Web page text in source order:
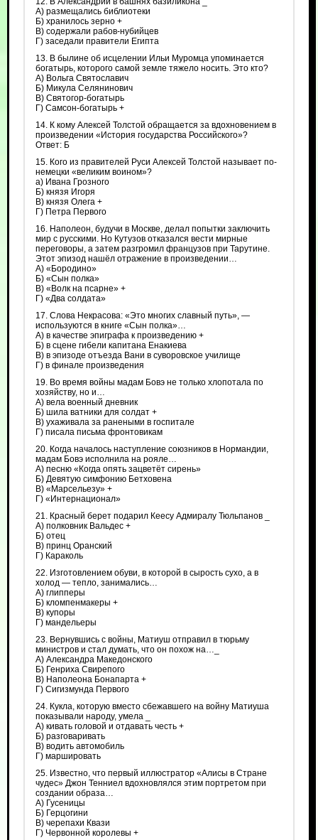
А) размещались библиотеки
Б) хранилось зерно +
В) содержали рабов-нубийцев
Г) заседали правители Египта
13. В былине об исцелении Ильи Муромца упоминается
богатырь, которого самой земле тяжело носить. Это кто?
А) Вольга Святославич
Б) Микула Селянинович
В) Святогор-богатырь
Г) Самсон-богатырь +
14. К кому Алексей Толстой обращается за вдохновением в
произведении «История государства Российского»?
Ответ: Б
15. Кого из правителей Руси Алексей Толстой называет по-
немецки «великим воином»?
а) Ивана Грозного
Б) князя Игоря
В) князя Олега +
Г) Петра Первого
16. Наполеон, будучи в Москве, делал попытки заключить
мир с русскими. Но Кутузов отказался вести мирные
переговоры, а затем разгромил французов при Тарутине.
Этот эпизод нашёл отражение в произведении…
А) «Бородино»
Б) «Сын полка»
В) «Волк на псарне» +
Г) «Два солдата»
17. Слова Некрасова: «Это многих славный путь», —
используются в книге «Сын полка»…
А) в качестве эпиграфа к произведению +
Б) в сцене гибели капитана Енакиева
В) в эпизоде отъезда Вани в суворовское училище
Г) в финале произведения
19. Во время войны мадам Бовэ не только хлопотала по
хозяйству, но и…
А) вела военный дневник
Б) шила ватники для солдат +
В) ухаживала за ранеными в госпитале
Г) писала письма фронтовикам
20. Когда началось наступление союзников в Нормандии,
мадам Бовэ исполнила на рояле…
А) песню «Когда опять зацветёт сирень»
Б) Девятую симфонию Бетховена
В) «Марсельезу» +
Г) «Интернационал»
21. Красный берет подарил Кеесу Адмиралу Тюльпанов _
А) полковник Вальдес +
Б) отец
В) принц Оранский
Г) Караколь
22. Изготовлением обуви, в которой в сырость сухо, а в
холод — тепло, занимались…
А) глипперы
Б) кломпенмакеры +
В) купоры
Г) мандельеры
23. Вернувшись с войны, Матиуш отправил в тюрьму
министров и стал думать, что он похож на…_
А) Александра Македонского
Б) Генриха Свирепого
В) Наполеона Бонапарта +
Г) Сигизмунда Первого
24. Кукла, которую вместо сбежавшего на войну Матиуша
показывали народу, умела _
А) кивать головой и отдавать честь +
Б) разговаривать
В) водить автомобиль
Г) маршировать
25. Известно, что первый иллюстратор «Алисы в Стране
чудес» Джон Тенниел вдохновлялся этим портретом при
создании образа…
А) Гусеницы
Б) Герцогини
В) черепахи Квази
Г) Червонной королевы +